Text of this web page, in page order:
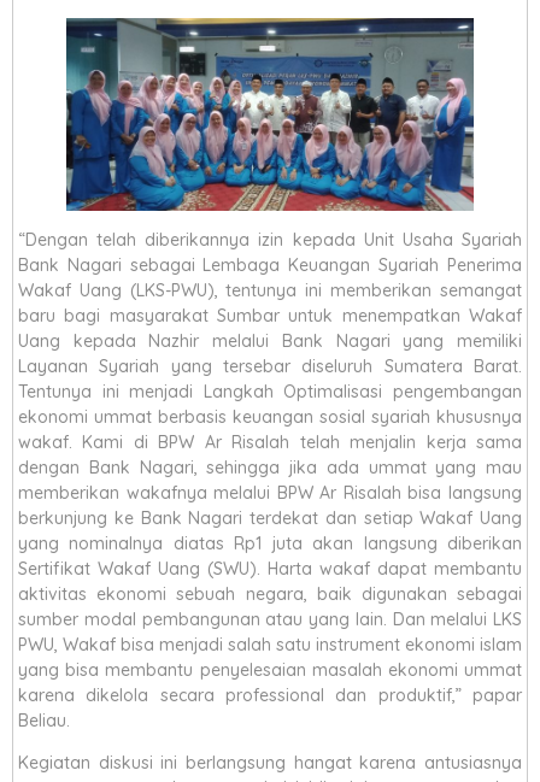
“Dengan telah diberikannya izin kepada Unit Usaha Syariah
Bank Nagari sebagai Lembaga Keuangan Syariah Penerima
Wakaf Uang (LKS-PWU), tentunya ini memberikan semangat
baru bagi masyarakat Sumbar untuk menempatkan Wakaf
Uang kepada Nazhir melalui Bank Nagari yang memiliki
Layanan Syariah yang tersebar diseluruh Sumatera Barat.
Tentunya ini menjadi Langkah Optimalisasi pengembangan
ekonomi ummat berbasis keuangan sosial syariah khususnya
wakaf. Kami di BPW Ar Risalah telah menjalin kerja sama
dengan Bank Nagari, sehingga jika ada ummat yang mau
memberikan wakafnya melalui BPW Ar Risalah bisa langsung
berkunjung ke Bank Nagari terdekat dan setiap Wakaf Uang
yang nominalnya diatas Rp1 juta akan langsung diberikan
Sertifikat Wakaf Uang (SWU). Harta wakaf dapat membantu
aktivitas ekonomi sebuah negara, baik digunakan sebagai
sumber modal pembangunan atau yang lain. Dan melalui LKS
PWU, Wakaf bisa menjadi salah satu instrument ekonomi islam
yang bisa membantu penyelesaian masalah ekonomi ummat
karena dikelola secara professional dan produktif,” papar
Beliau.
Kegiatan diskusi ini berlangsung hangat karena antusiasnya